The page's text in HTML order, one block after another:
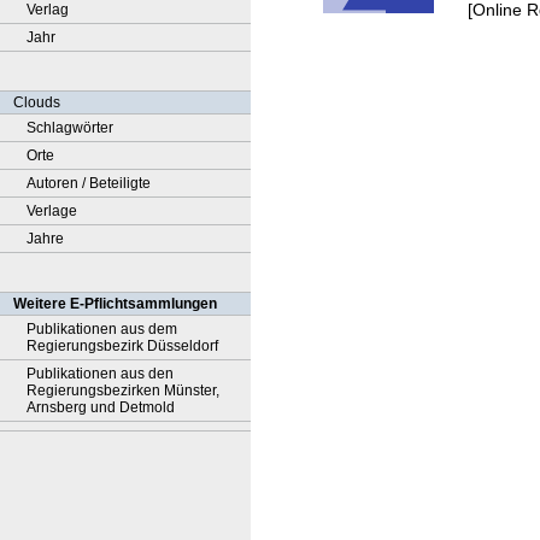
Verlag
Jahr
Clouds
Schlagwörter
Orte
Autoren / Beteiligte
Verlage
Jahre
Weitere E-Pflichtsammlungen
Publikationen aus dem
Regierungsbezirk Düsseldorf
Publikationen aus den
Regierungsbezirken Münster,
Arnsberg und Detmold
[Online